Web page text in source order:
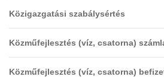
Közigazgatási szabálysértés
Közműfejlesztés (víz, csatorna)
Közműfejlesztés (víz, csatorna)